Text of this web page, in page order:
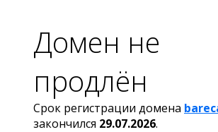
Домен не
продлён
Срок регистрации домена
закончился 29.07.2026.